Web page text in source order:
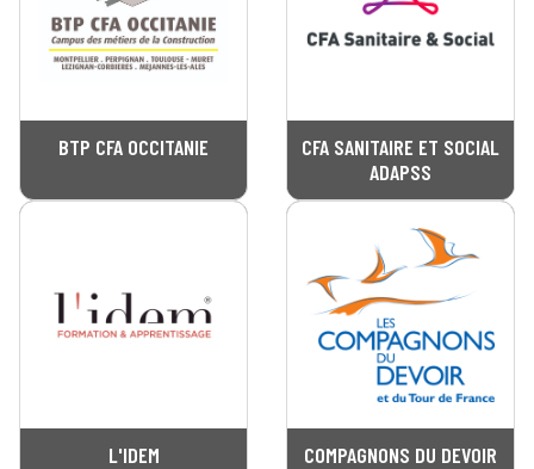
BTP CFA OCCITANIE
CFA SANITAIRE ET SOCIAL
ADAPSS
L'IDEM COMPAGNONS DU DEVOIR